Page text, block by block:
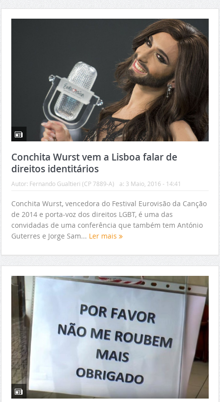
Conchita Wurst vem a Lisboa falar de
direitos identitários
Autor: Fernando Gualtieri (CP 7889-A) a: 3 Maio, 2016 - 14:41
Conchita Wurst, vencedora do Festival Eurovisão da Canção
de 2014 e porta-voz dos direitos LGBT, é uma das
convidadas de uma conferência que também tem António
Guterres e Jorge Sam... Ler mais